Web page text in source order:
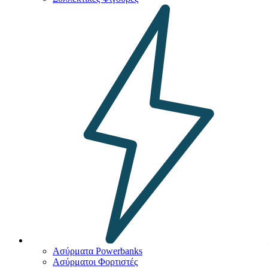
Ασύρματα Powerbanks
Aσύρματοι Φορτιστές